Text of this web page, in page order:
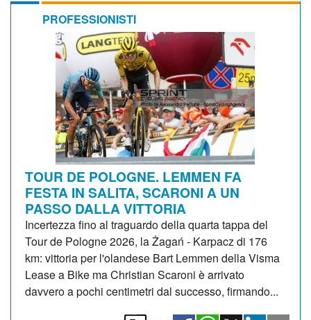
PROFESSIONISTI
TOUR DE POLOGNE. LEMMEN FA
FESTA IN SALITA, SCARONI A UN
PASSO DALLA VITTORIA
Incertezza fino al traguardo della quarta tappa del
Tour de Pologne 2026, la Żagań - Karpacz di 176
km: vittoria per l'olandese Bart Lemmen della Visma
Lease a Bike ma Christian Scaroni è arrivato
davvero a pochi centimetri dal successo, firmando...